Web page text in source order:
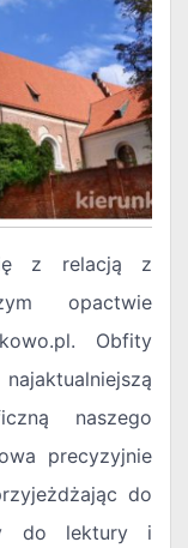
z relacją z
opactwie
Obfity
naszego
precyzyjnie
do
do lektury i